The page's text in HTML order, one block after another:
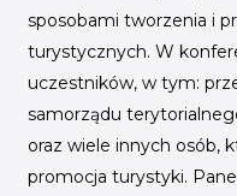
sposobami tworzenia i
turystycznych. W
uczestników, w tym:
samorządu
oraz wiele innych osób,
promocja turystyki.